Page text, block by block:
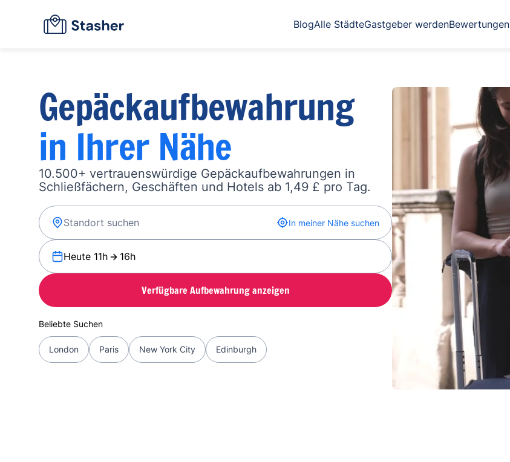
BlogAlle StädteGastgeber werdenBewertungen
Gepäckaufbewahrung
in Ihrer Nähe
10.500+ vertrauenswürdige Gepäckaufbewahrungen in
Schließfächern, Geschäften und Hotels ab 1,49 £ pro Tag.
In meiner Nähe suchen
Heute 11h 16h
Verfügbare Aufbewahrung anzeigen
Beliebte Suchen
London Paris New York City Edinburgh